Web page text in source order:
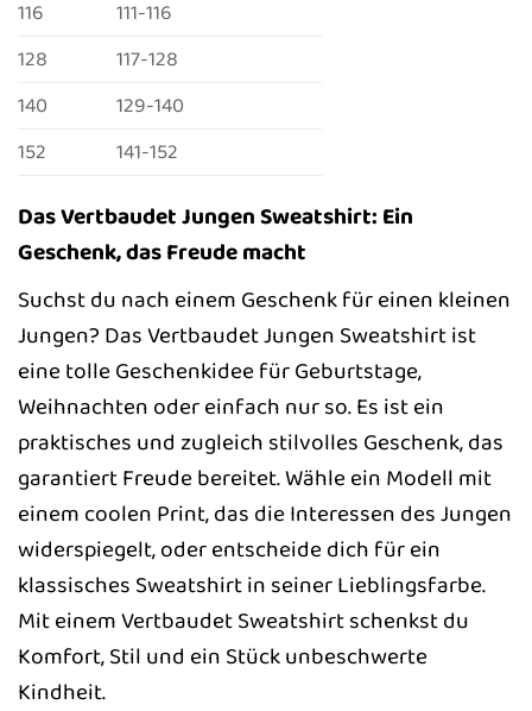
116
111-116
128
117-128
140
129-140
152
141-152
Das Vertbaudet Jungen Sweatshirt: Ein
Geschenk, das Freude macht
Suchst du nach einem Geschenk für einen kleinen
Jungen? Das Vertbaudet Jungen Sweatshirt ist
eine tolle Geschenkidee für Geburtstage,
Weihnachten oder einfach nur so. Es ist ein
praktisches und zugleich stilvolles Geschenk, das
garantiert Freude bereitet. Wähle ein Modell mit
einem coolen Print, das die Interessen des Jungen
widerspiegelt, oder entscheide dich für ein
klassisches Sweatshirt in seiner Lieblingsfarbe.
Mit einem Vertbaudet Sweatshirt schenkst du
Komfort, Stil und ein Stück unbeschwerte
Kindheit.